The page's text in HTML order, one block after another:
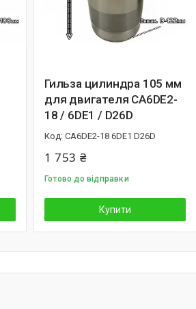
Гильза цилиндра 105 мм
для двигателя CA6DE2-
18 / 6DE1 / D26D
CA6DE2-18 6DE1 D26D
1 753 ₴
Готово до відправки
Купити